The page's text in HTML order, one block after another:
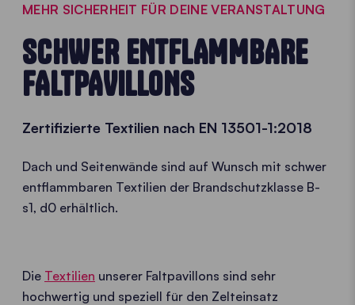
MEHR SICHERHEIT FÜR DEINE VERANSTALTUNG
SCHWER ENTFLAMMBARE
FALTPAVILLONS
Zertifizierte Textilien nach EN 13501-1:2018
Dach und Seitenwände sind auf Wunsch mit schwer
entflammbaren Textilien der Brandschutzklasse B-
s1, d0 erhältlich.
Die Textilien unserer Faltpavillons sind sehr
hochwertig und speziell für den Zelteinsatz